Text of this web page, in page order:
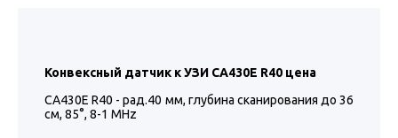
Конвексный датчик к УЗИ CA430E R40 цена
CA430E R40 - рад.40 мм, глубина сканирования до 36
см, 85°, 8-1 MHz